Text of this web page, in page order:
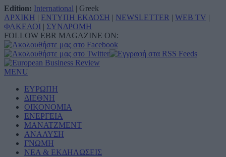
Edition: International | Greek
ΑΡΧΙΚΗ | ΕΝΤΥΠΗ ΕΚΔΟΣΗ | NEWSLETTER | WEB TV |
ΦΑΚΕΛΟΙ | ΣΥΝΔΡΟΜΗ
FOLLOW EBR MAGAZINE ON:
MENU
ΕΥΡΩΠΗ
ΔΙΕΘΝΗ
ΟΙΚΟΝΟΜΙΑ
ΕΝΕΡΓΕΙΑ
ΜΑΝΑΤΖΜΕΝΤ
ΑΝΑΛΥΣΗ
ΓΝΩΜΗ
ΝΕΑ & ΕΚΔΗΛΩΣΕΙΣ